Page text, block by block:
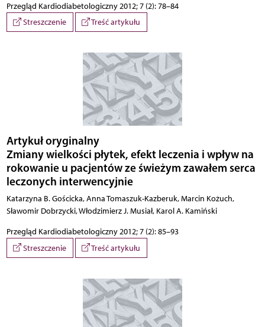
Przegląd Kardiodiabetologiczny 2012; 7 (2): 78–84
Streszczenie
Treść artykułu
Artykuł oryginalny
Zmiany wielkości płytek, efekt leczenia i wpływ na
rokowanie u pacjentów ze świeżym zawałem serca
leczonych interwencyjnie
Katarzyna B. Gościcka, Anna Tomaszuk-Kazberuk, Marcin Kożuch,
Sławomir Dobrzycki, Włodzimierz J. Musiał, Karol A. Kamiński
Przegląd Kardiodiabetologiczny 2012; 7 (2): 85–93
Streszczenie
Treść artykułu